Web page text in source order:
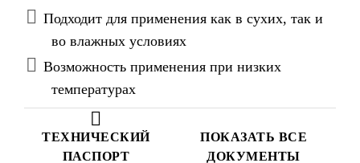
ТЕХНИЧЕСКИЙ
ПАСПОРТ
ПОКАЗАТЬ ВСЕ
ДОКУМЕНТЫ
температурах основания от +25°C до +40°C.
Подходит для применения как в сухих, так и
во влажных условиях
Возможность применения при низких
температурах